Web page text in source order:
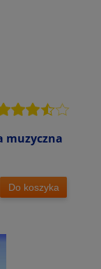
muzyczna
Do koszyka